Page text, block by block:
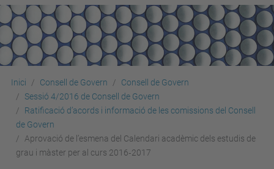
Inici Consell de Govern
Consell de Govern
Sessió 4/2016 de Consell de Govern
Ratificació d’acords i informació de les comissions del Consell
de Govern
Aprovació de l’esmena del Calendari acadèmic dels estudis de
grau i màster per al curs 2016‐2017